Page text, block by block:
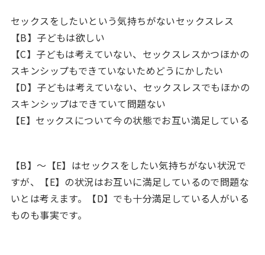
セックスをしたいという気持ちがないセックスレス
【B】子どもは欲しい
【C】子どもは考えていない、セックスレスかつほかの
スキンシップもできていないためどうにかしたい
【D】子どもは考えていない、セックスレスでもほかの
スキンシップはできていて問題ない
【E】セックスについて今の状態でお互い満足している
【B】～【E】はセックスをしたい気持ちがない状況で
すが、【E】の状況はお互いに満足しているので問題な
いとは考えます。【D】でも十分満足している人がいる
ものも事実です。